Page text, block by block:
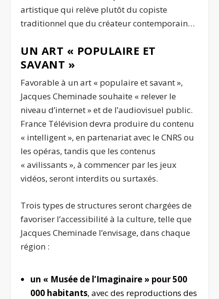
artistique qui relève plutôt du copiste
traditionnel que du créateur contemporain…
UN ART « POPULAIRE ET
SAVANT »
Favorable à un art « populaire et savant »,
Jacques Cheminade souhaite « relever le
niveau d’internet » et de l’audiovisuel public.
France Télévision devra produire du contenu
« intelligent », en partenariat avec le CNRS ou
les opéras, tandis que les contenus
« avilissants », à commencer par les jeux
vidéos, seront interdits ou surtaxés.
Trois types de structures seront chargées de
favoriser l’accessibilité à la culture, telle que
Jacques Cheminade l’envisage, dans chaque
région :
un « Musée de l’Imaginaire » pour 500
000 habitants, avec des reproductions des